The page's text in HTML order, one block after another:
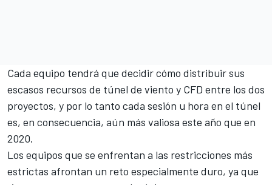
Cada equipo tendrá que decidir cómo distribuir sus
escasos recursos de túnel de viento y CFD entre los dos
proyectos, y por lo tanto cada sesión u hora en el túnel
es, en consecuencia, aún más valiosa este año que en
2020.
Los equipos que se enfrentan a las restricciones más
estrictas afrontan un reto especialmente duro, ya que